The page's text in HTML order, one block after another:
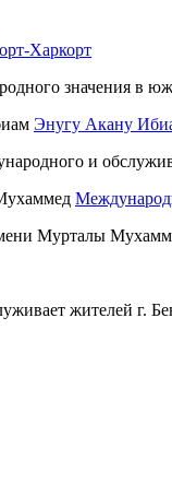
Харкорт
значения в
Энугу Акану
и
Мурталы
жителей г.